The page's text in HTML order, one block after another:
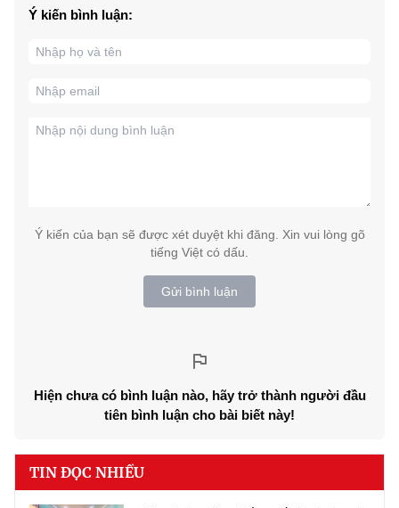
Ý kiến bình luận:
Ý kiến của bạn sẽ được xét duyệt khi đăng. Xin vui lòng gõ
tiếng Việt có dấu.
Gửi bình luận
Hiện chưa có bình luận nào, hãy trở thành người đầu
tiên bình luận cho bài biết này!
TIN ĐỌC NHIỀU